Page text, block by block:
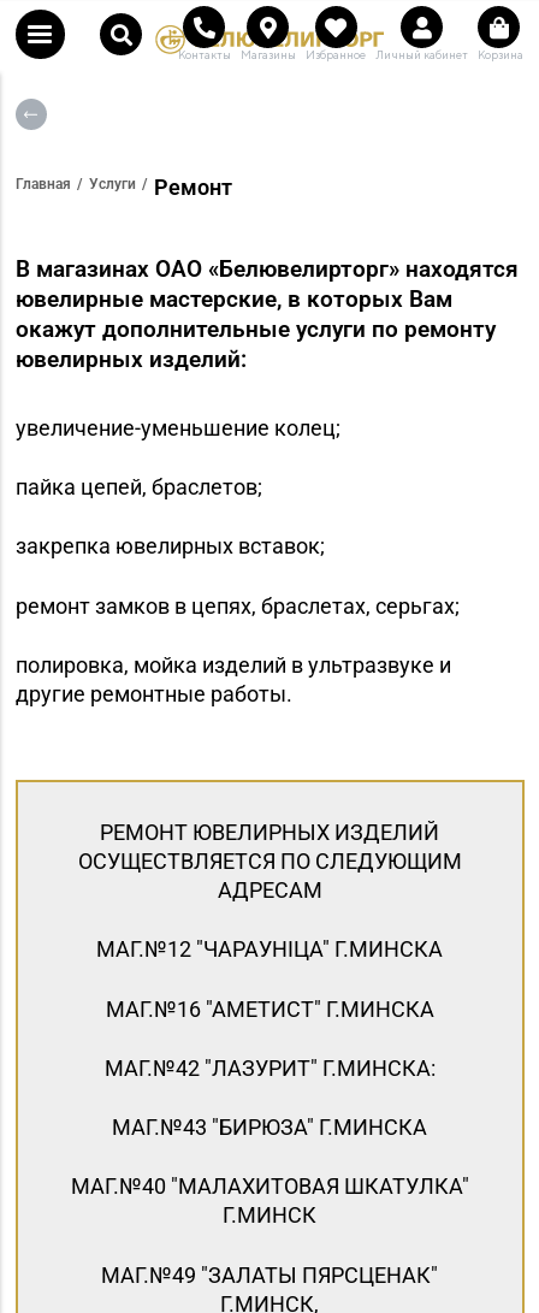
Контакты Магазины Избранное Личный кабинет Корзина
Главная Услуги Ремонт
В магазинах ОАО «Белювелирторг» находятся
ювелирные мастерские, в которых Вам
окажут дополнительные услуги по ремонту
ювелирных изделий:
увеличение-уменьшение колец;
пайка цепей, браслетов;
закрепка ювелирных вставок;
ремонт замков в цепях, браслетах, серьгах;
полировка, мойка изделий в ультразвуке и
другие ремонтные работы.
РЕМОНТ ЮВЕЛИРНЫХ ИЗДЕЛИЙ
ОСУЩЕСТВЛЯЕТСЯ ПО СЛЕДУЮЩИМ
АДРЕСАМ
МАГ.№12 "ЧАРАУНIЦА" Г.МИНСКА
МАГ.№16 "АМЕТИСТ" Г.МИНСКА
МАГ.№42 "ЛАЗУРИТ" Г.МИНСКА:
МАГ.№43 "БИРЮЗА" Г.МИНСКА
МАГ.№40 "МАЛАХИТОВАЯ ШКАТУЛКА"
Г.МИНСК
МАГ.№49 "ЗАЛАТЫ ПЯРСЦЕНАК"
Г.МИНСК,